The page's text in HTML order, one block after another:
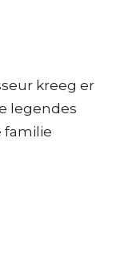
kreeg er
legendes
familie